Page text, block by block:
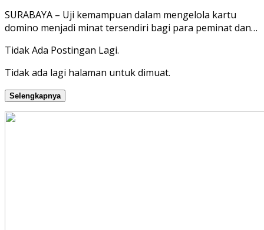
SURABAYA – Uji kemampuan dalam mengelola kartu
domino menjadi minat tersendiri bagi para peminat dan…
Tidak Ada Postingan Lagi.
Tidak ada lagi halaman untuk dimuat.
Selengkapnya